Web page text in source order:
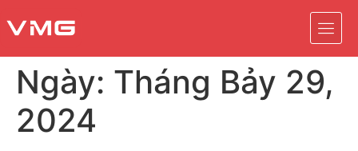
Ngày: Tháng Bảy 29,
2024